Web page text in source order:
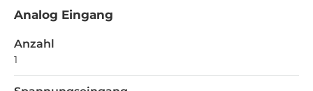
Analog Eingang
Anzahl
1